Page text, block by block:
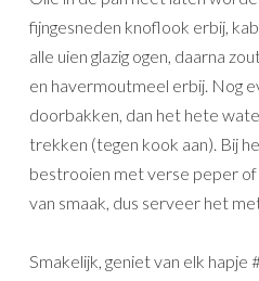
fijngesneden knoflook erbij,
alle uien glazig ogen, daarna
en havermoutmeel erbij. Nog
doorbakken, dan het hete
trekken (tegen kook aan). Bij
bestrooien met verse peper of
van smaak, dus serveer het
Smakelijk, geniet van elk hapje